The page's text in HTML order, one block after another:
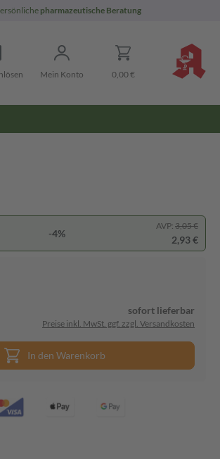
pharmazeutische Beratung
Mein Konto 0,00 €
-4%
AVP: 3,05 €
2,93 €
sofort lieferbar
Preise inkl. MwSt. ggf. zzgl. Versandkosten
In den Warenkorb